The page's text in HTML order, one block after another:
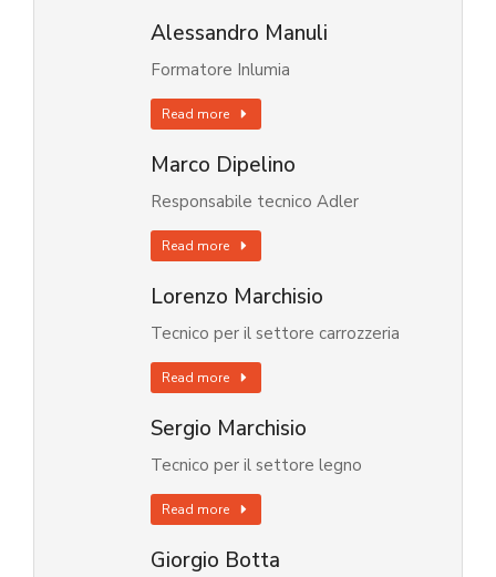
Alessandro Manuli
Formatore Inlumia
Read more
Marco Dipelino
Responsabile tecnico Adler
Read more
Lorenzo Marchisio
Tecnico per il settore carrozzeria
Read more
Sergio Marchisio
Tecnico per il settore legno
Read more
Giorgio Botta